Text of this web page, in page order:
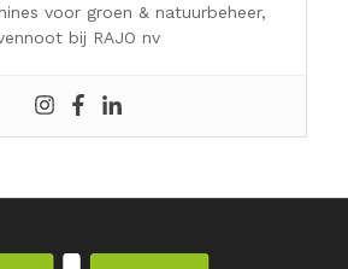
voor groen & natuurbeheer,
bij RAJO nv